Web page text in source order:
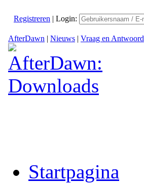
Registreren | Login:
AfterDawn | Nieuws | Vraag en Antwoord
Startpagina